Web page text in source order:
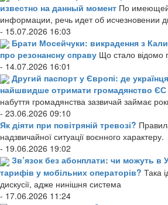
известно на данный момент По
информации, речь идет об исчезновении
- 15.07.2026 16:03
Брати Мосейчуки: викрадення з
про резонансну справу Що стало відомо
- 14.07.2026 16:01
Другий паспорт у Європі: де
найшвидше отримати громадянство ЄС
набуття громадянства зазвичай займає
- 23.06.2026 09:10
Як діяти при повітряній тревозі?
надзвичайної ситуації воєнного характеру.
- 19.06.2026 19:02
Зв’язок без абонплати: чи можуть в
тарифів у мобільних операторів? Така
дискусії, адже нинішня система
- 17.06.2026 11:24